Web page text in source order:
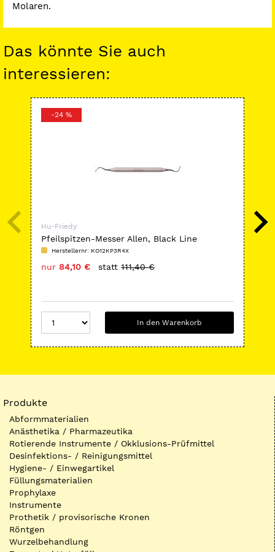
Molaren.
Das könnte Sie auch
interessieren:
-24 %
Hu-Friedy
Pfeilspitzen-Messer Allen, Black Line
Herstellernr: KO12KP3R4X
nur 84,10 € statt 111,40 €
In den Warenkorb
Produkte
Abformmaterialien
Anästhetika / Pharmazeutika
Rotierende Instrumente / Okklusions-Prüfmittel
Desinfektions- / Reinigungsmittel
Hygiene- / Einwegartikel
Füllungsmaterialien
Prophylaxe
Instrumente
Prothetik / provisorische Kronen
Röntgen
Wurzelbehandlung